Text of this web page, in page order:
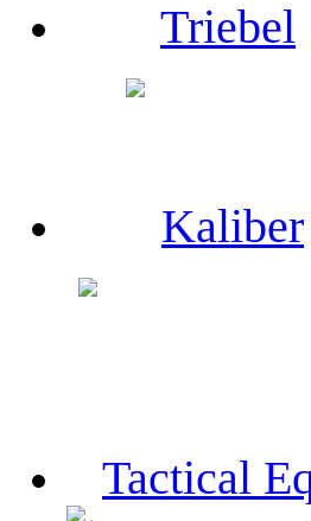
Triebel
Kaliber
Tactical